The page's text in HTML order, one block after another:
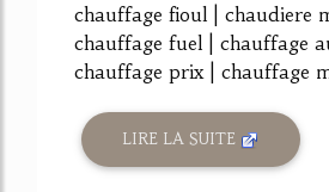
chauffage fioul | chaudiere
chauffage fuel | chauffage
chauffage prix | chauffage
LIRE LA SUITE